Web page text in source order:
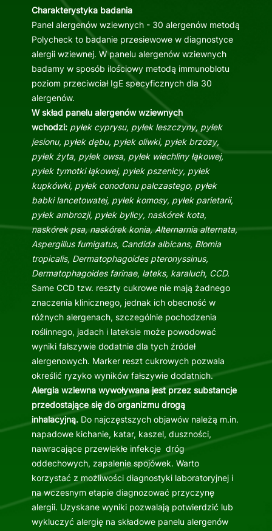
Charakterystyka badania
Panel alergenów wziewnych - 30 alergenów metodą
Polycheck to badanie przesiewowe w diagnostyce
alergii wziewnej. W panelu alergenów wziewnych
badamy w sposób ilościowy metodą immunoblotu
poziom przeciwciał IgE specyficznych dla 30
alergenów.
W skład panelu alergenów wziewnych
wchodzi: pyłek cyprysu, pyłek leszczyny, pyłek
jesionu, pyłek dębu, pyłek oliwki, pyłek brzozy,
pyłek żyta, pyłek owsa, pyłek wiechliny łąkowej,
pyłek tymotki łąkowej, pyłek pszenicy, pyłek
kupkówki, pyłek conodonu palczastego, pyłek
babki lancetowatej, pyłek komosy, pyłek parietarii,
pyłek ambrozji, pyłek bylicy, naskórek kota,
naskórek psa, naskórek konia, Alternarnia alternata,
Aspergillus fumigatus, Candida albicans, Blomia
tropicalis, Dermatophagoides pteronyssinus,
Dermatophagoides farinae, lateks, karaluch, CCD.
Same CCD tzw. reszty cukrowe nie mają żadnego
znaczenia klinicznego, jednak ich obecność w
różnych alergenach, szczególnie pochodzenia
roślinnego, jadach i lateksie może powodować
wyniki fałszywie dodatnie dla tych źródeł
alergenowych. Marker reszt cukrowych pozwala
określić ryzyko wyników fałszywie dodatnich.
Alergia wziewna wywoływana jest przez substancje
przedostające się do organizmu drogą
inhalacyjną.Do najczęstszych objawów należą m.in.
napadowe kichanie, katar, kaszel, duszności,
nawracające przewlekłe infekcje dróg
oddechowych, zapalenie spojówek. Warto
korzystać z możliwości diagnostyki laboratoryjnej i
na wczesnym etapie diagnozować przyczynę
alergii. Uzyskane wyniki pozwalają potwierdzić lub
wykluczyć alergię na składowe panelu alergenów